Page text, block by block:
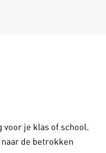
voor je klas of school.
naar de betrokken